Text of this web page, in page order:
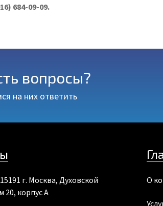
684-09-09.
вопросы?
на них ответить
г. Москва, Духовской
20, корпус А
О